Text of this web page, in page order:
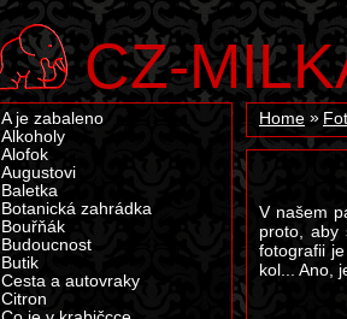
CZ-
Home
V našem
proto, aby
fotografii
kol... Ano,
A je zabaleno
Alkoholy
Alofok
Augustovi
Baletka
Botanická zahrádka
Bouřňák
Budoucnost
Butik
Cesta a autovraky
Citron